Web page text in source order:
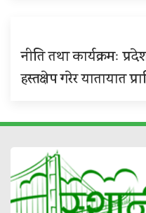
नीति तथा कार्यक्रमः
हस्तक्षेप गरेर यातायात